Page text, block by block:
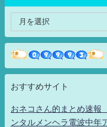
おすすめサイト
おネコさん的まとめ速
ンタルメンヘラ電波中年